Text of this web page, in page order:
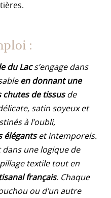
:
du Lacs’engage dans
en donnant une
chutes de tissusde
satin soyeux et
à l’oubli,
élégantset intemporels.
dans une logique de
textile tout en
français. Chaque
ou d’un autre